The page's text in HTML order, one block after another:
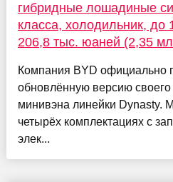
гибридные лошадиные
класса, холодильник,
206,8 тыс. юаней (2,35
Компания BYD официально
обновлённую версию
минивэна линейки Dynasty.
четырёх комплектациях с
элек...